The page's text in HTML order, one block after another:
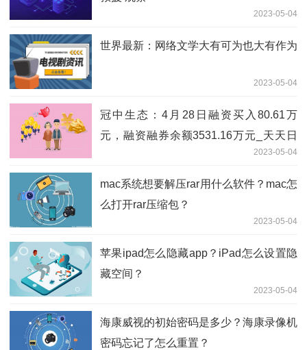
2023-05-04
世界最新：网络文学大有可为也大有作为
2023-05-04
冠中生态：4月28日融资买入80.61万
元，融资融券余额3531.16万元_天天日
2023-05-04
mac系统想要解压rar用什么软件？mac怎
么打开rar压缩包？
2023-05-04
苹果ipad怎么隐藏app？iPad怎么设置隐
藏空间？
2023-05-04
海康威视的初始密码是多少？海康录像机
密码忘记了怎么重置？